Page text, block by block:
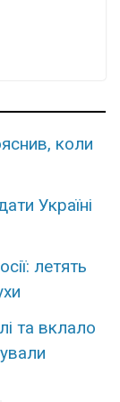
коли
Україні
летять
та вклало